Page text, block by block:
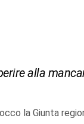
alla
la Giunta